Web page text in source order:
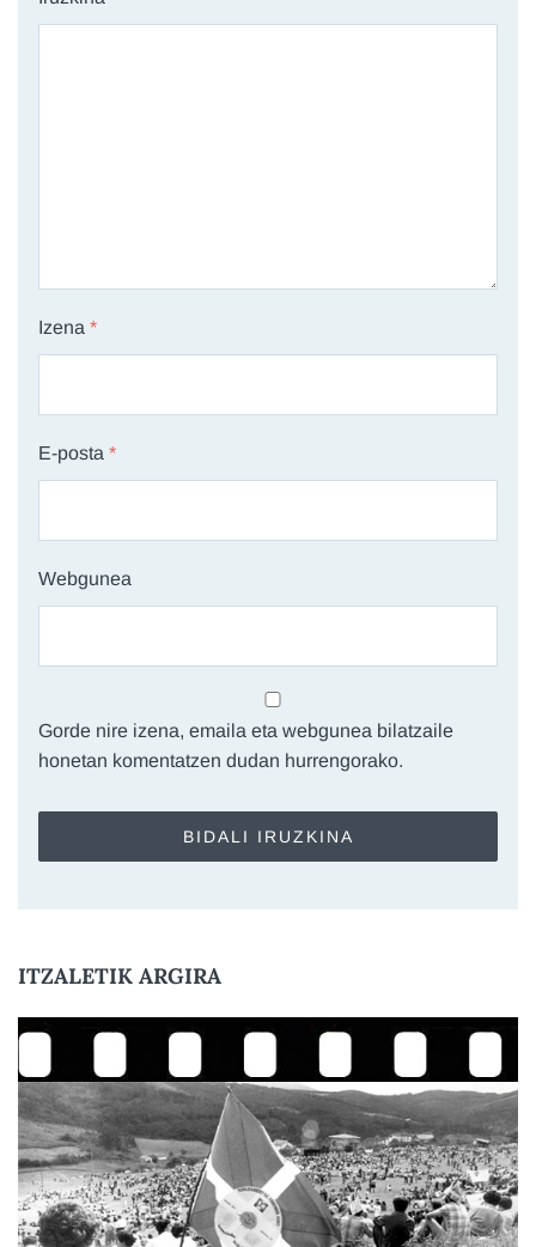
Izena *
E-posta *
Webgunea
Gorde nire izena, emaila eta webgunea bilatzaile
honetan komentatzen dudan hurrengorako.
ITZALETIK ARGIRA